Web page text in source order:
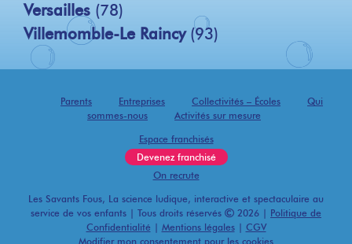
Versailles (78)
Villemomble-Le Raincy (93)
Parents Entreprises Collectivités – Écoles
Qui
sommes-nous
Activités sur mesure
Espace franchisés
Devenez franchisé
On recrute
Les Savants Fous, La science ludique, interactive et spectaculaire au
service de vos enfants | Tous droits réservés
2026 | Politique de
Confidentialité | Mentions légales| CGV
Modifier mon consentement pour les cookies